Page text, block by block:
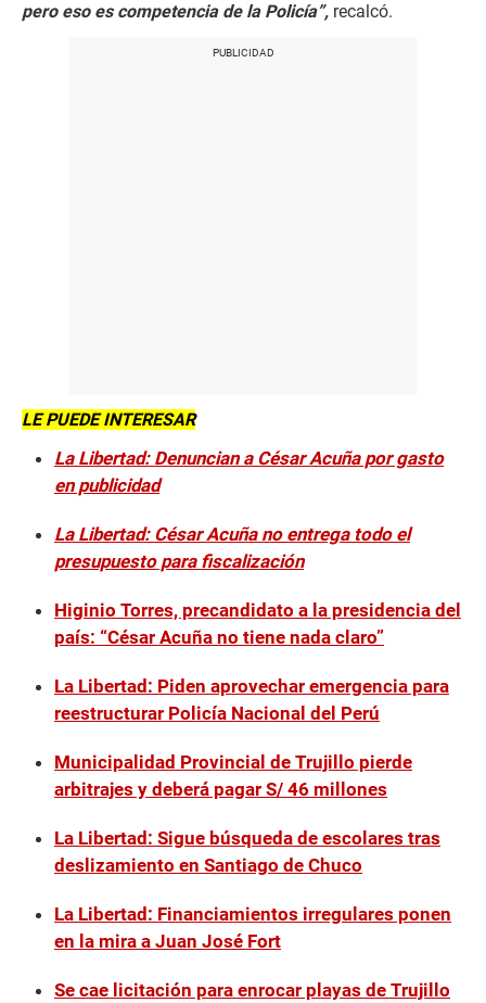
pero eso es competencia de la Policía”, recalcó.
LE PUEDE INTERESAR
La Libertad: Denuncian a César Acuña por gasto
en publicidad
La Libertad: César Acuña no entrega todo el
presupuesto para fiscalización
Higinio Torres, precandidato a la presidencia del
país: “César Acuña no tiene nada claro”
La Libertad: Piden aprovechar emergencia para
reestructurar Policía Nacional del Perú
Municipalidad Provincial de Trujillo pierde
arbitrajes y deberá pagar S/ 46 millones
La Libertad: Sigue búsqueda de escolares tras
deslizamiento en Santiago de Chuco
La Libertad: Financiamientos irregulares ponen
en la mira a Juan José Fort
Se cae licitación para enrocar playas de Trujillo